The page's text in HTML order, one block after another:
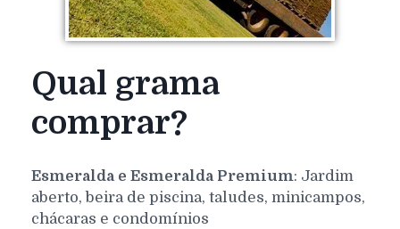
Qual grama
comprar?
Esmeralda e Esmeralda Premium: Jardim
aberto, beira de piscina, taludes, minicampos,
chácaras e condomínios